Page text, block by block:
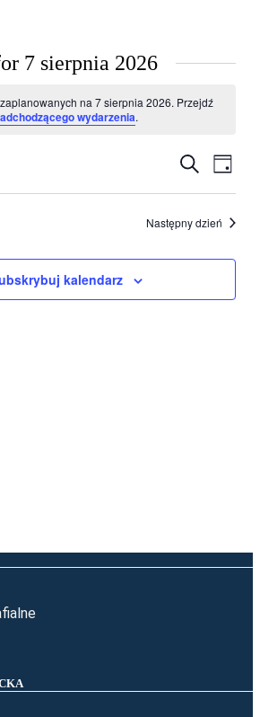
7 sierpnia 2026
na 7 sierpnia 2026. Przejdź
wydarzenia.
i
Szukaj
Dzień
Następny dzień
kalendarz